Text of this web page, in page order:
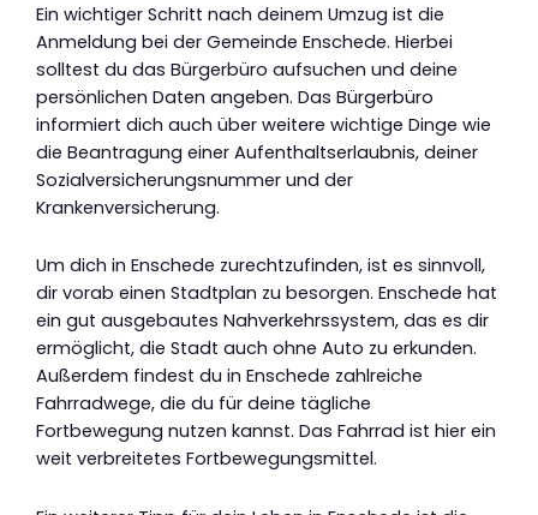
Ein wichtiger Schritt nach deinem Umzug ist die
Anmeldung bei der Gemeinde Enschede. Hierbei
solltest du das Bürgerbüro aufsuchen und deine
persönlichen Daten angeben. Das Bürgerbüro
informiert dich auch über weitere wichtige Dinge wie
die Beantragung einer Aufenthaltserlaubnis, deiner
Sozialversicherungsnummer und der
Krankenversicherung.
Um dich in Enschede zurechtzufinden, ist es sinnvoll,
dir vorab einen Stadtplan zu besorgen. Enschede hat
ein gut ausgebautes Nahverkehrssystem, das es dir
ermöglicht, die Stadt auch ohne Auto zu erkunden.
Außerdem findest du in Enschede zahlreiche
Fahrradwege, die du für deine tägliche
Fortbewegung nutzen kannst. Das Fahrrad ist hier ein
weit verbreitetes Fortbewegungsmittel.